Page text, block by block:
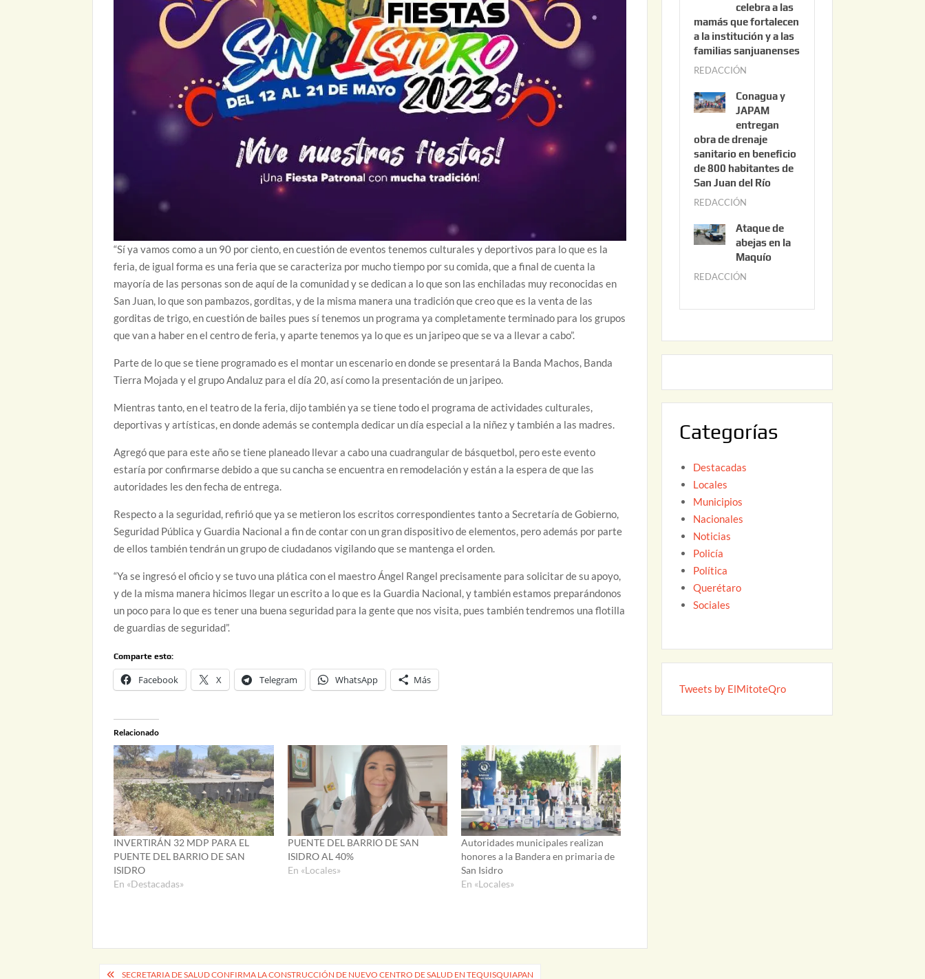
“Sí ya vamos como a un 90 por ciento, en cuestión de eventos tenemos culturales y deportivos para lo que es la
feria, de igual forma es una feria que se caracteriza por mucho tiempo por su comida, que a final de cuenta la
mayoría de las personas son de aquí de la comunidad y se dedican a lo que son las enchiladas muy reconocidas en
San Juan, lo que son pambazos, gorditas, y de la misma manera una tradición que creo que es la venta de las
gorditas de trigo, en cuestión de bailes pues sí tenemos un programa ya completamente terminado para los grupos
que van a haber en el centro de feria, y aparte tenemos ya lo que es un jaripeo que se va a llevar a cabo”.
Parte de lo que se tiene programado es el montar un escenario en donde se presentará la Banda Machos, Banda
Tierra Mojada y el grupo Andaluz para el día 20, así como la presentación de un jaripeo.
Mientras tanto, en el teatro de la feria, dijo también ya se tiene todo el programa de actividades culturales,
deportivas y artísticas, en donde además se contempla dedicar un día especial a la niñez y también a las madres.
Agregó que para este año se tiene planeado llevar a cabo una cuadrangular de básquetbol, pero este evento
estaría por confirmarse debido a que su cancha se encuentra en remodelación y están a la espera de que las
autoridades les den fecha de entrega.
Respecto a la seguridad, refirió que ya se metieron los escritos correspondientes tanto a Secretaría de Gobierno,
Seguridad Pública y Guardia Nacional a fin de contar con un gran dispositivo de elementos, pero además por parte
de ellos también tendrán un grupo de ciudadanos vigilando que se mantenga el orden.
“Ya se ingresó el oficio y se tuvo una plática con el maestro Ángel Rangel precisamente para solicitar de su apoyo,
y de la misma manera hicimos llegar un escrito a lo que es la Guardia Nacional, y también estamos preparándonos
un poco para lo que es tener una buena seguridad para la gente que nos visita, pues también tendremos una flotilla
de guardias de seguridad”.
Comparte esto:
Facebook X Telegram WhatsApp Más
Relacionado
INVERTIRÁN 32 MDP PARA EL
PUENTE DEL BARRIO DE SAN
ISIDRO
En «Destacadas»
PUENTE DEL BARRIO DE SAN
ISIDRO AL 40%
En «Locales»
Autoridades municipales realizan
honores a la Bandera en primaria de
San Isidro
En «Locales»
SECRETARIA DE SALUD CONFIRMA LA CONSTRUCCIÓN DE NUEVO CENTRO DE SALUD EN TEQUISQUIAPAN
s
t
o
3
0
2
6
celebra a las
mamás que fortalecen
a la institución y a las
familias sanjuanenses
REDACCIÓN
n
i
o
3
0
0
2
6
Conagua y
JAPAM
entregan
obra de drenaje
sanitario en beneficio
de 800 habitantes de
San Juan del Río
REDACCIÓN
n
i
0
2
Ataque de
abejas en la
Maquío
REDACCIÓN
y
2
Categorías
Destacadas
Locales
Municipios
Nacionales
Noticias
Policía
Política
Querétaro
Sociales
Tweets by ElMitoteQro